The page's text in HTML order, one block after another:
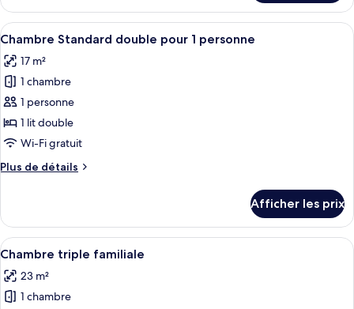
double
Chambre
supérieure
double
Afficher
toutes
les
photos
pour
ce
type
chambre :
double
pour
1
personne
Une chambre d’hôtel comprenant
8
Chambre Standard double pour 1 personne
17 m²
1 chambre
1 personne
1 lit double
Wi-Fi gratuit
Plus de détails
Plus
Chambre
Standard
double
personne
Afficher les prix
Afficher
toutes
les
photos
Une chambre d’hôtel comprenant
9
Chambre triple familiale
23 m²
1 chambre